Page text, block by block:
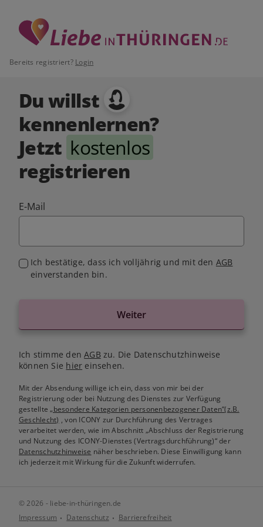
Bereits registriert? Login
Du willst
kennenlernen?
Jetzt kostenlos
registrieren
E-Mail
Ich bestätige, dass ich volljährig und mit den AGB
einverstanden bin.
Weiter
Ich stimme denAGB zu. Die Datenschutzhinweise
können Sie hier einsehen.
Mit der Absendung willige ich ein, dass von mir bei der
Registrierung oder bei Nutzung des Dienstes zur Verfügung
gestellte„besondere Kategorien personenbezogener Daten“(z.B.
Geschlecht) , von ICONY zur Durchführung des Vertrages
verarbeitet werden, wie im Abschnitt „Abschluss der Registrierung
und Nutzung des ICONY-Dienstes (Vertragsdurchführung)“ der
Datenschutzhinweise näher beschrieben. Diese Einwilligung kann
ich jederzeit mit Wirkung für die Zukunft widerrufen.
© 2026 - liebe-in-thüringen.de
Impressum
Datenschutz Barrierefreiheit